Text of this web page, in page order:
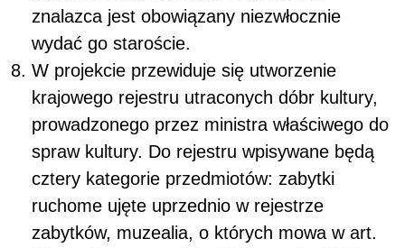
znalazca jest obowiązany niezwłocznie
wydać go staroście.
W projekcie przewiduje się utworzenie
krajowego rejestru utraconych dóbr kultury,
prowadzonego przez ministra właściwego do
spraw kultury. Do rejestru wpisywane będą
cztery kategorie przedmiotów: zabytki
ruchome ujęte uprzednio w rejestrze
zabytków, muzealia, o których mowa w art.